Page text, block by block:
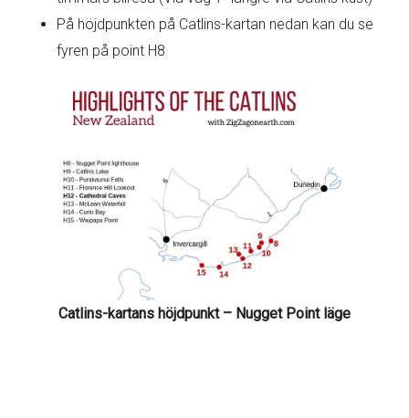
På höjdpunkten på Catlins-kartan nedan kan du se
fyren på point H8
Catlins-kartans höjdpunkt – Nugget Point läge